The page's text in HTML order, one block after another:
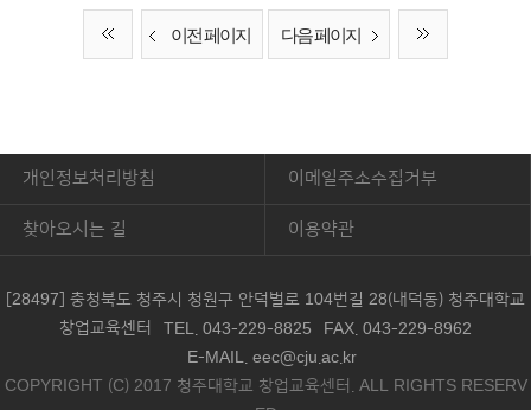
이전 페이지 다음 페이지
개인정보처리방침 이메일주소수집거부
찾아오시는 길 이용약관
[28497] 충청북도 청주시 청원구 안덕벌로 104번길 28(내덕동) 청주대학교
창업교육센터
TEL. 043-229-8825
FAX. 043-229-8962
E-MAIL. eec@cju.ac.kr
COPYRIGHT (C) 2017 청주대학교 창업교육센터. ALL RIGHTS RESERV